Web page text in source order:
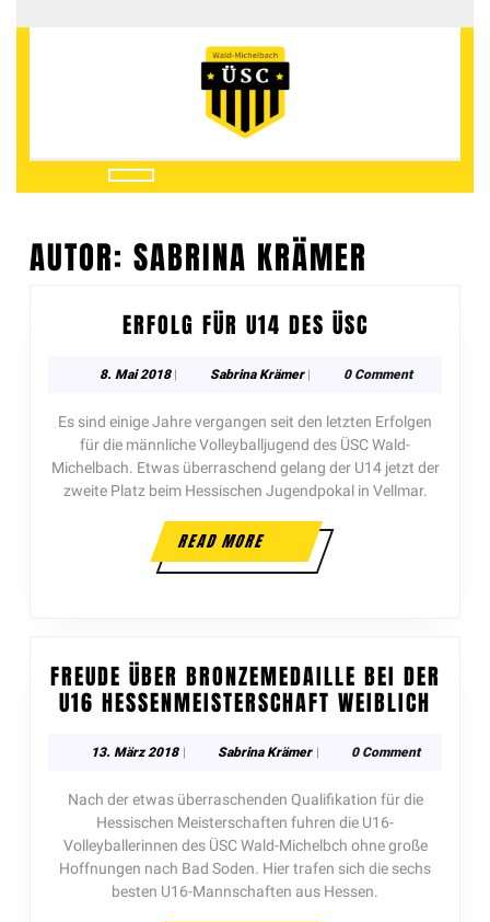
AUTOR: SABRINA KRÄMER
ERFOLG FÜR U14 DES ÜSC
8. Mai 2018 | Sabrina Krämer | 0 Comment
Es sind einige Jahre vergangen seit den letzten Erfolgen
für die männliche Volleyballjugend des ÜSC Wald-
Michelbach. Etwas überraschend gelang der U14 jetzt der
zweite Platz beim Hessischen Jugendpokal in Vellmar.
READ MORE
FREUDE ÜBER BRONZEMEDAILLE BEI DER
U16 HESSENMEISTERSCHAFT WEIBLICH
13. März 2018 | Sabrina Krämer | 0 Comment
Nach der etwas überraschenden Qualifikation für die
Hessischen Meisterschaften fuhren die U16-
Volleyballerinnen des ÜSC Wald-Michelbch ohne große
Hoffnungen nach Bad Soden. Hier trafen sich die sechs
besten U16-Mannschaften aus Hessen.